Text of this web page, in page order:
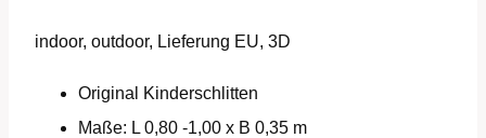
indoor, outdoor, Lieferung EU, 3D
Original Kinderschlitten
Maße: L 0,80 -1,00 x B 0,35 m